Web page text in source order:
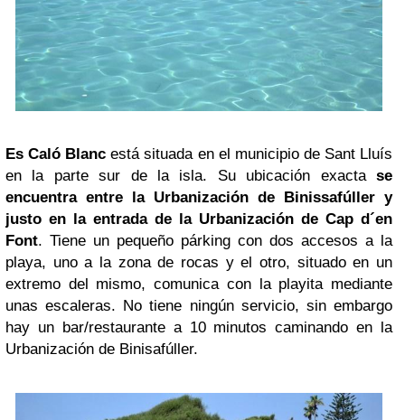
Es Caló Blanc está situada en el municipio de Sant Lluís
en la parte sur de la isla. Su ubicación exacta se
encuentra entre la Urbanización de Binissafúller y
justo en la entrada de la Urbanización de Cap d´en
Font. Tiene un pequeño párking con dos accesos a la
playa, uno a la zona de rocas y el otro, situado en un
extremo del mismo, comunica con la playita mediante
unas escaleras. No tiene ningún servicio, sin embargo
hay un bar/restaurante a 10 minutos caminando en la
Urbanización de Binisafúller.